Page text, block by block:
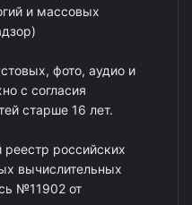
и массовых
фото, аудио и
с согласия
старше 16 лет.
российских
вычислительных
№11902 от